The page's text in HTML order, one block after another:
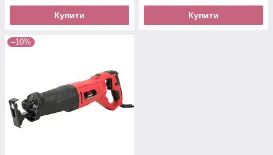
Купити Купити
–10%